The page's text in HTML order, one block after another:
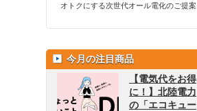
オトクにする次世代オール電化のご提案
今月の注目商品
【電気代をお得
に！】北陸電力
の「エコキュー